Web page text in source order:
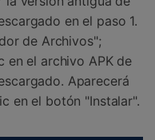
en el paso 1.
de Archivos";
en el archivo APK de
Aparecerá
en el botón "Instalar".